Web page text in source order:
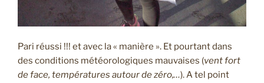
Pari réussi !!! et avec la « manière ». Et pourtant dans
des conditions météorologiques mauvaises (vent fort
de face, températures autour de zéro,…). A tel point